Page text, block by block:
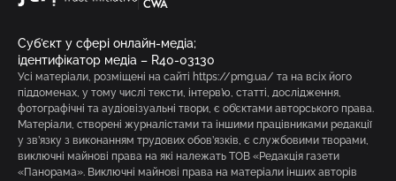
Суб’єкт у сфері онлайн-медіа;
ідентифікатор медіа – R40-03130
Усі матеріали, розміщені на сайті https://pmg.ua/ та на всіх його
піддоменах, у тому числі тексти, інтерв’ю, статті, дослідження,
фотографічні та аудіовізуальні твори, є об’єктами авторського права.
Матеріали, створені журналістами та іншими працівниками редакції
у зв’язку з виконанням трудових обов’язків, є службовими творами,
виключні майнові права на які належать ТОВ «Редакція газети
«Панорама». Виключні майнові права на матеріали інших авторів